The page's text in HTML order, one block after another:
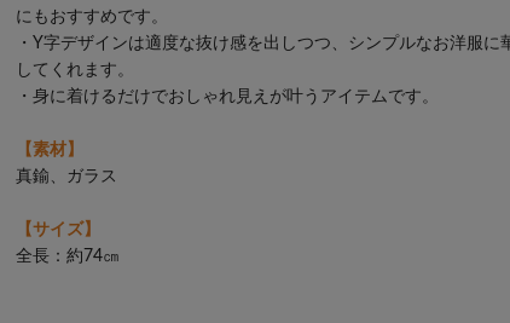
にもおすすめです。
・Y字デザインは適度な抜け感を出しつつ、シンプルなお洋服に
してくれます。
・身に着けるだけでおしゃれ見えが叶うアイテムです。
【素材】
真鍮、ガラス
【サイズ】
全長：約74㎝